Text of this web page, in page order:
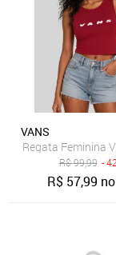
VANS
Regata Feminina
R$99,99 -
R$ 57,99